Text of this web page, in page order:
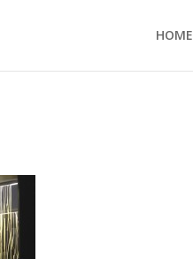
HOME